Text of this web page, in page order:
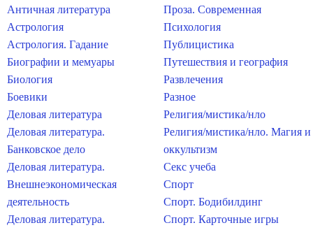
Античная литература
Астрология
Астрология. Гадание
Биографии и мемуары
Биология
Боевики
Деловая литература
Деловая литература.
Банковское дело
Деловая литература.
Внешнеэкономическая
деятельность
Деловая литература.
Проза. Современная
Психология
Публицистика
Путешествия и география
Развлечения
Разное
Религия/мистика/нло
Религия/мистика/нло. Магия и
оккультизм
Секс учеба
Спорт
Спорт. Бодибилдинг
Спорт. Карточные игры